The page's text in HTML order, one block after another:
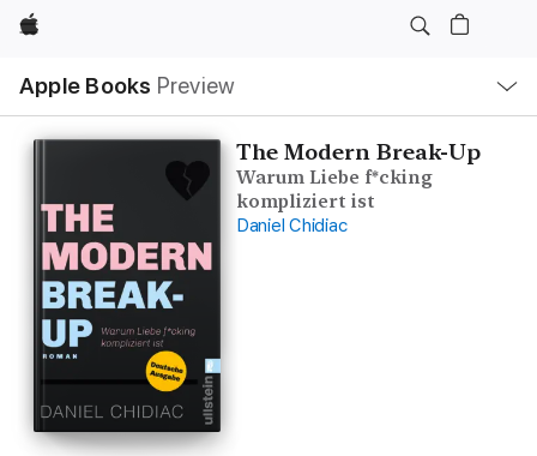
Apple
Apple Books Preview
lokaal
navigatiemenu
The Modern Break-Up
Warum Liebe f*cking
kompliziert ist
Daniel Chidiac